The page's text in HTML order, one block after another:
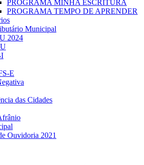
PROGRAMA MINHA ESCRITURA
PROGRAMA TEMPO DE APRENDER
Municipal
2024
E
das Cidades
Ouvidoria 2021